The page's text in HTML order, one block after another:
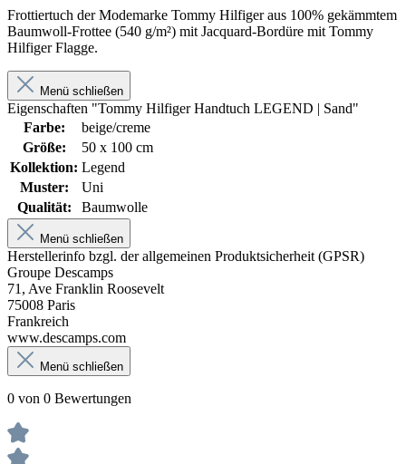
Frottiertuch der Modemarke Tommy Hilfiger aus 100% gekämmtem
Baumwoll-Frottee (540 g/m²) mit Jacquard-Bordüre mit Tommy
Hilfiger Flagge.
Menü schließen
Eigenschaften "Tommy Hilfiger Handtuch LEGEND | Sand"
Farbe:
beige/creme
Größe:
50 x 100 cm
Kollektion: Legend
Muster:
Uni
Qualität:
Baumwolle
Menü schließen
Herstellerinfo bzgl. der allgemeinen Produktsicherheit (GPSR)
Groupe Descamps
71, Ave Franklin Roosevelt
75008 Paris
Frankreich
www.descamps.com
Menü schließen
0 von 0 Bewertungen